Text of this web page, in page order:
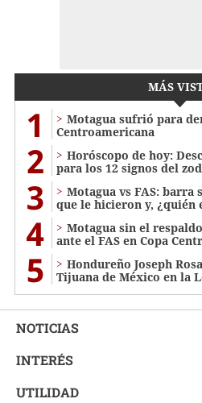
MÁS
1
Motagua sufrió para
Centroamericana
2
Horóscopo de hoy:
para los 12 signos del
3
Motagua vs FAS: barra
que le hicieron y, ¿quién
4
Motagua sin el
ante el FAS en Copa
5
Hondureño Joseph
Tijuana de México en la
NOTICIAS
INTERÉS
UTILIDAD